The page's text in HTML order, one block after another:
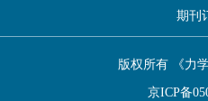
期刊
版权所有 《力
京ICP备